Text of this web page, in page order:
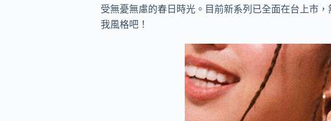
受無憂無慮的春日時光。目前新系列已全面在台上市
我風格吧！